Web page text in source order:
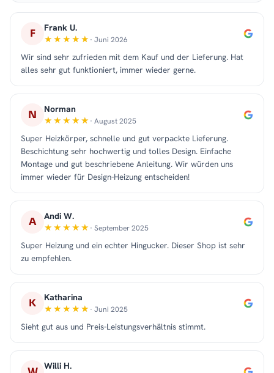
F Frank U.
· Juni 2026
Wir sind sehr zufrieden mit dem Kauf und der Lieferung. Hat
alles sehr gut funktioniert, immer wieder gerne.
N Norman
· August 2025
Super Heizkörper, schnelle und gut verpackte Lieferung.
Beschichtung sehr hochwertig und tolles Design. Einfache
Montage und gut beschriebene Anleitung. Wir würden uns
immer wieder für Design-Heizung entscheiden!
A Andi W.
· September 2025
Super Heizung und ein echter Hingucker. Dieser Shop ist sehr
zu empfehlen.
K Katharina
· Juni 2025
Sieht gut aus und Preis-Leistungsverhältnis stimmt.
Willi H.